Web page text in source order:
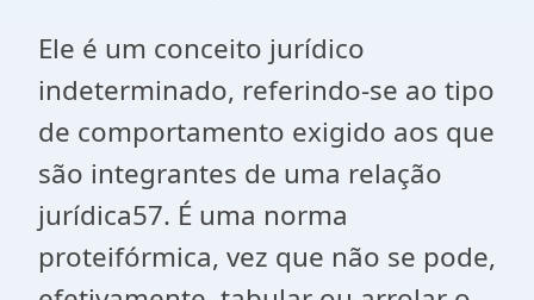
Ele é um conceito jurídico
indeterminado, referindo-se ao tipo
de comportamento exigido aos que
são integrantes de uma relação
jurídica57. É uma norma
proteifórmica, vez que não se pode,